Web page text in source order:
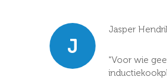
J
Jasper
"Voor wie